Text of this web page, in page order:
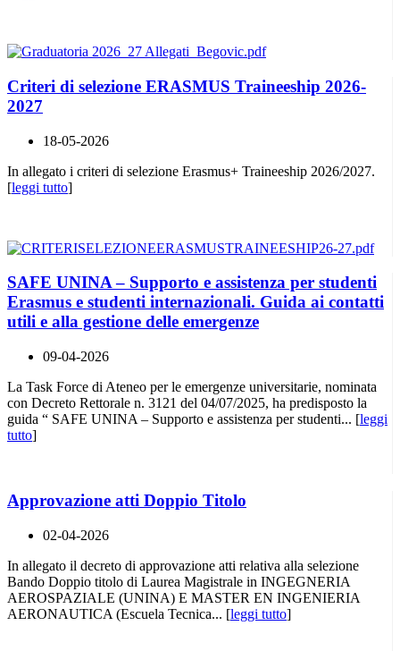
Criteri di selezione ERASMUS Traineeship 2026-
2027
18-05-2026
In allegato i criteri di selezione Erasmus+ Traineeship 2026/2027.
[leggi tutto]
SAFE UNINA – Supporto e assistenza per studenti
Erasmus e studenti internazionali. Guida ai contatti
utili e alla gestione delle emergenze
09-04-2026
La Task Force di Ateneo per le emergenze universitarie, nominata
con Decreto Rettorale n. 3121 del 04/07/2025, ha predisposto la
guida “ SAFE UNINA – Supporto e assistenza per studenti... [leggi
tutto]
Approvazione atti Doppio Titolo
02-04-2026
In allegato il decreto di approvazione atti relativa alla selezione
Bando Doppio titolo di Laurea Magistrale in INGEGNERIA
AEROSPAZIALE (UNINA) E MASTER EN INGENIERIA
AERONAUTICA (Escuela Tecnica... [leggi tutto]